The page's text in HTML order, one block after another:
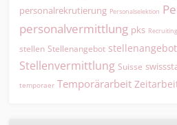
personalrekrutierung Personalselektion
personalvermittlung pks Recruiting
stellen Stellenangebot
Stellenvermittlung Suisse
temporaer Temporärarbeit